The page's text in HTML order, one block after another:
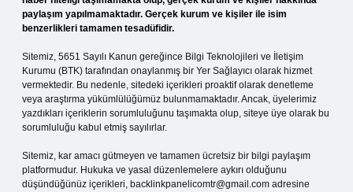
paylaşım yapılmamaktadır. Gerçek kurum ve kişiler ile isim
benzerlikleri tamamen tesadüfidir.
Sitemiz, 5651 Sayılı Kanun gereğince Bilgi Teknolojileri ve İletişim
Kurumu (BTK) tarafından onaylanmış bir Yer Sağlayıcı olarak hizmet
vermektedir. Bu nedenle, sitedeki içerikleri proaktif olarak denetleme
veya araştırma yükümlülüğümüz bulunmamaktadır. Ancak, üyelerimiz
yazdıkları içeriklerin sorumluluğunu taşımakta olup, siteye üye olarak bu
sorumluluğu kabul etmiş sayılırlar.
Sitemiz, kar amacı gütmeyen ve tamamen ücretsiz bir bilgi paylaşım
platformudur. Hukuka ve yasal düzenlemelere aykırı olduğunu
düşündüğünüz içerikleri, backlinkpanelicomtr@gmail.com adresine